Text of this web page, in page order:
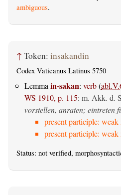
ambiguous.
↑ Token: insakandin
Codex Vaticanus Latinus 5750
Lemma in-sakan: verb(
WS 1910, p. 115: m. Akk. d.
vorstellen, anraten; eintreten
present participle:
present participle:
Status: not verified,